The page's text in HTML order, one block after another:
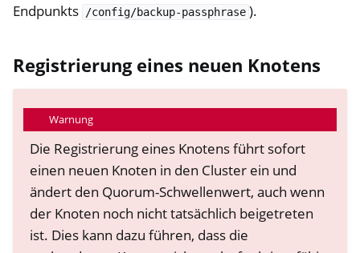
Endpunkts
/config/backup-passphrase ).
Registrierung eines neuen Knotens
Warnung
Die Registrierung eines Knotens führt sofort
einen neuen Knoten in den Cluster ein und
ändert den Quorum-Schwellenwert, auch wenn
der Knoten noch nicht tatsächlich beigetreten
ist. Dies kann dazu führen, dass die